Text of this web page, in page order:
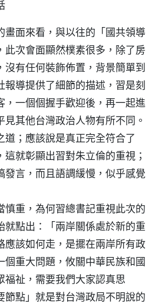
畫面來看，與以往的「國共領導
此次會面顯然樸素很多，除了房
沒有任何裝飾佈置，背景簡單到
報導提供了細節的描述，習是刻
，一個個握手歡迎後，再一起進
其他台灣政治人物有所不同。
道；應該說是真正完全符合了
這就彰顯出習對朱立倫的重視；
發言，而且語調緩慢，似乎感覺
慎重，為何習總書記重視此次的
就點出：「兩岸關係處於新的重
應該如何走，是擺在兩岸所有政
個重大問題，攸關中華民族和國
福祉，需要我們大家認真思
節點」就是對台灣政局不明說的